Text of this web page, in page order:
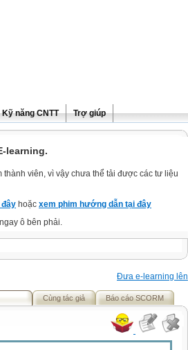
Kỹ năng CNTT Trợ giúp
learning.
viên, vì vậy chưa thể tải được các tư liệu
đây hoặc xem phim hướng dẫn tại đây
ô bên phải.
Đưa e-learning lên
Cùng tác giả Báo cáo SCORM